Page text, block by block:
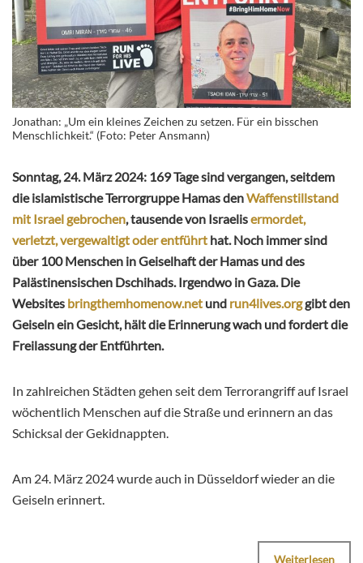
Jonathan: „Um ein kleines Zeichen zu setzen. Für ein bisschen
Menschlichkeit.“ (Foto: Peter Ansmann)
Sonntag, 24. März 2024: 169 Tage sind vergangen, seitdem
die islamistische Terrorgruppe Hamas denWaffenstillstand
mit Israel gebrochen, tausende von Israelisermordet,
verletzt, vergewaltigt oder entführt hat. Noch immer sind
über 100 Menschen in Geiselhaft der Hamas und des
Palästinensischen Dschihads. Irgendwo in Gaza. Die
Websites bringthemhomenow.net und run4lives.orggibt den
Geiseln ein Gesicht, hält die Erinnerung wach und fordert die
Freilassung der Entführten.
In zahlreichen Städten gehen seit dem Terrorangriff auf Israel
wöchentlich Menschen auf die Straße und erinnern an das
Schicksal der Gekidnappten.
Am 24. März 2024 wurde auch in Düsseldorf wieder an die
Geiseln erinnert.
Weiterlesen